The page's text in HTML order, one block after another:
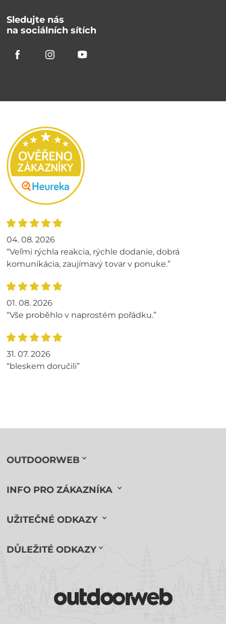
Sledujte nás
na sociálních sítích
04. 08. 2026
“Veľmi rýchla reakcia, rýchle dodanie, dobrá
komunikácia, zaujímavý tovar v ponuke.”
01. 08. 2026
“Vše proběhlo v naprostém pořádku.”
31. 07. 2026
“bleskem doručili”
OUTDOORWEB
INFO PRO ZÁKAZNÍKA
UŽITEČNÉ ODKAZY
DŮLEŽITÉ ODKAZY